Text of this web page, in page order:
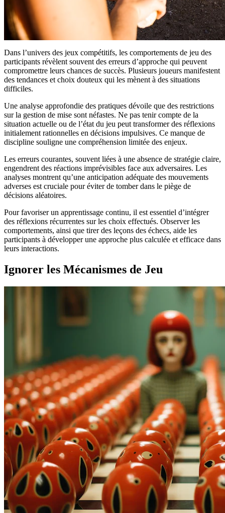
Dans l’univers des jeux compétitifs, les comportements de jeu des
participants révèlent souvent des erreurs d’approche qui peuvent
compromettre leurs chances de succès. Plusieurs joueurs manifestent
des tendances et choix douteux qui les mènent à des situations
difficiles.
Une analyse approfondie des pratiques dévoile que des restrictions
sur la gestion de mise sont néfastes. Ne pas tenir compte de la
situation actuelle ou de l’état du jeu peut transformer des réflexions
initialement rationnelles en décisions impulsives. Ce manque de
discipline souligne une compréhension limitée des enjeux.
Les erreurs courantes, souvent liées à une absence de stratégie claire,
engendrent des réactions imprévisibles face aux adversaires. Les
analyses montrent qu’une anticipation adéquate des mouvements
adverses est cruciale pour éviter de tomber dans le piège de
décisions aléatoires.
Pour favoriser un apprentissage continu, il est essentiel d’intégrer
des réflexions récurrentes sur les choix effectués. Observer les
comportements, ainsi que tirer des leçons des échecs, aide les
participants à développer une approche plus calculée et efficace dans
leurs interactions.
Ignorer les Mécanismes de Jeu